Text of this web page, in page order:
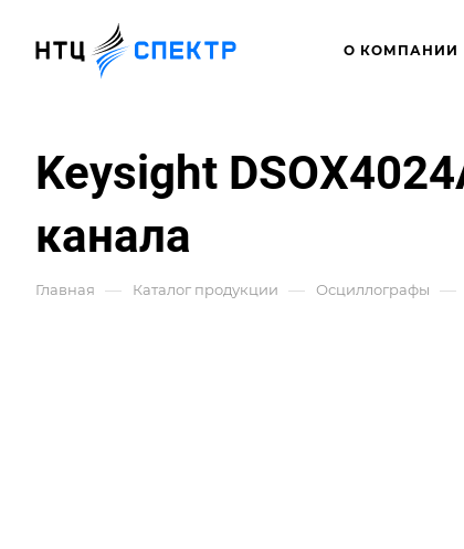
О КОМПАНИИ
Keysight
канала
Главная — Каталог продукции — Осциллографы —